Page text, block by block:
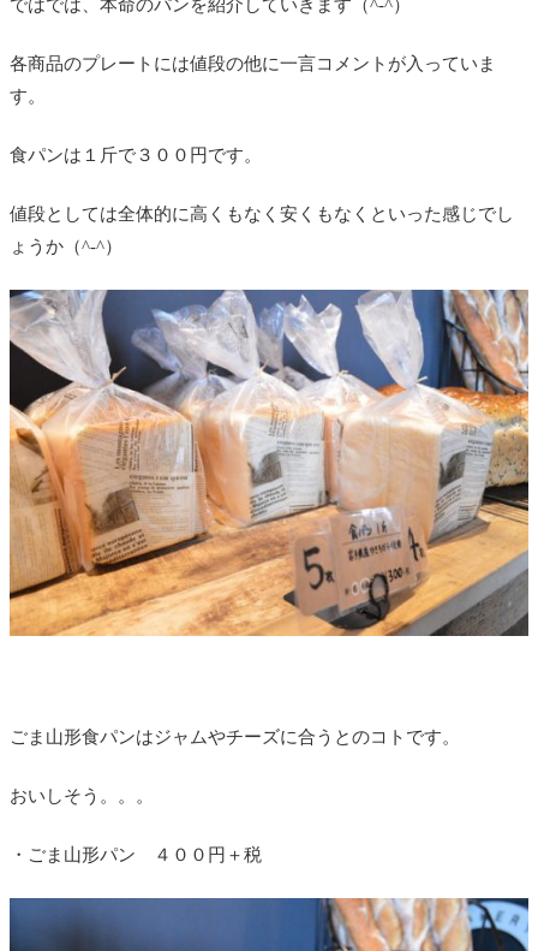
ではでは、本命のパンを紹介していきます（^-^）
各商品のプレートには値段の他に一言コメントが入っていま
す。
食パンは１斤で３００円です。
値段としては全体的に高くもなく安くもなくといった感じでし
ょうか（^-^）
ごま山形食パンはジャムやチーズに合うとのコトです。
おいしそう。。。
・ごま山形パン ４００円＋税